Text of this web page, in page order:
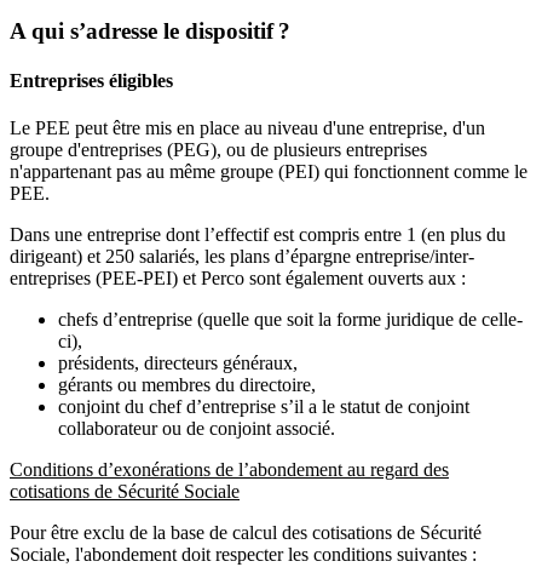
A qui s’adresse le dispositif ?
Entreprises éligibles
Le PEE peut être mis en place au niveau d'une entreprise, d'un
groupe d'entreprises (PEG), ou de plusieurs entreprises
n'appartenant pas au même groupe (PEI) qui fonctionnent comme le
PEE.
Dans une entreprise dont l’effectif est compris entre 1 (en plus du
dirigeant) et 250 salariés, les plans d’épargne entreprise/inter-
entreprises (PEE-PEI) et Perco sont également ouverts aux :
chefs d’entreprise (quelle que soit la forme juridique de celle-
ci),
présidents, directeurs généraux,
gérants ou membres du directoire,
conjoint du chef d’entreprise s’il a le statut de conjoint
collaborateur ou de conjoint associé.
Conditions d’exonérations de l’abondement au regard des
cotisations de Sécurité Sociale
Pour être exclu de la base de calcul des cotisations de Sécurité
Sociale, l'abondement doit respecter les conditions suivantes :